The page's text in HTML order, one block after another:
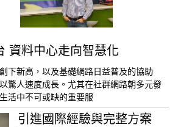
資料中心走向智慧化
下新高，以及基礎網路日益普及的協助
驚人速度成長。尤其在社群網路朝多元發
活中不可或缺的重要服
引進國際經驗與完整方案